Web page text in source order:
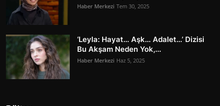
Haber Merkezi Tem 30, 2025
‘Leyla: Hayat… Aşk… Adalet…’ Dizisi
Bu Akşam Neden Yok,...
Haber Merkezi Haz 5, 2025